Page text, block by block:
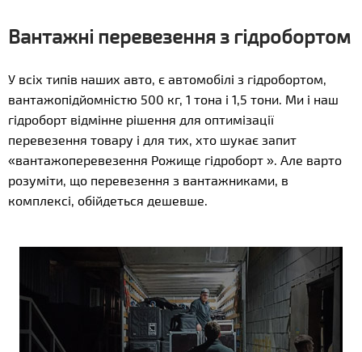
Вантажні перевезення з гідробортом
У всіх типів наших авто, є автомобілі з гідробортом,
вантажопідйомністю 500 кг, 1 тона і 1,5 тони. Ми і наш
гідроборт відмінне рішення для оптимізації
перевезення товару і для тих, хто шукає запит
«вантажоперевезення Рожище гідроборт ». Але варто
розуміти, що перевезення з вантажниками, в
комплексі, обійдеться дешевше.